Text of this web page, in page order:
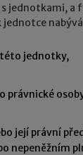
jednotkami, a
jednotce
jednotky,
právnické
její právní
nepeněžním